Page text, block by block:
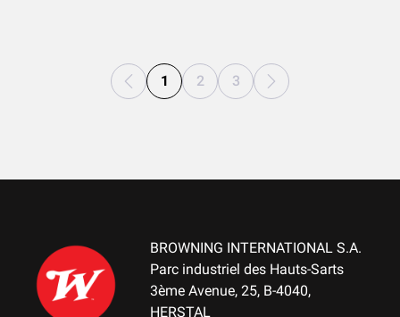
1 2 3
BROWNING INTERNATIONAL S.A.
Parc industriel des Hauts-Sarts
3ème Avenue, 25, B-4040,
HERSTAL